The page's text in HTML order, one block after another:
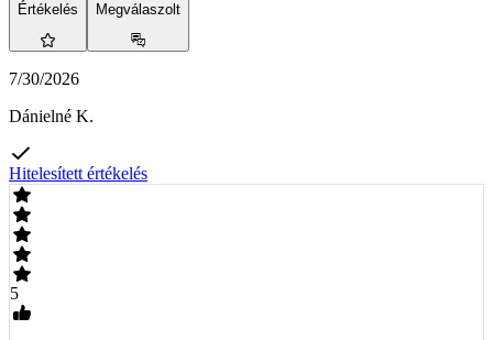
Értékelés
Megválaszolt
7/30/2026
Dánielné K.
Hitelesített értékelés
5